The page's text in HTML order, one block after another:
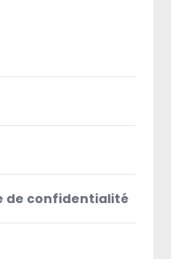
de confidentialité